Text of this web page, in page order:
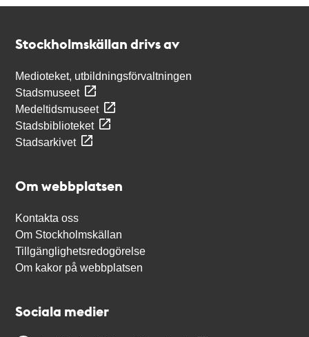
Stockholmskällan drivs av
Medioteket, utbildningsförvaltningen
Stadsmuseet
Medeltidsmuseet
Stadsbiblioteket
Stadsarkivet
Om webbplatsen
Kontakta oss
Om Stockholmskällan
Tillgänglighetsredogörelse
Om kakor på webbplatsen
Sociala medier